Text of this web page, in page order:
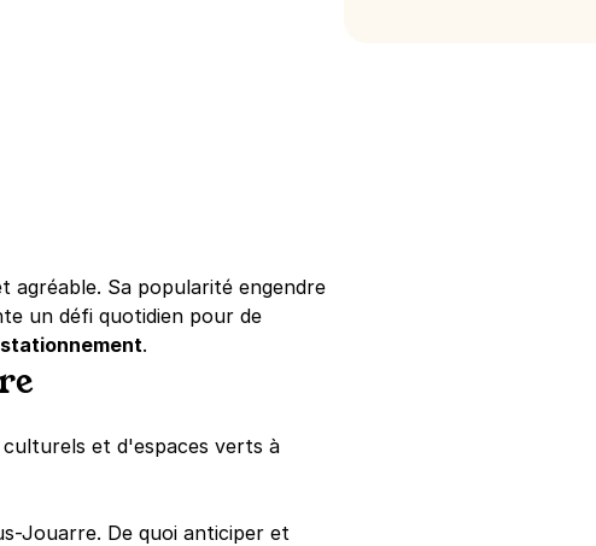
agréable. Sa popularité engendre
un défi quotidien pour de
.
et d'espaces verts à
Jouarre. De quoi anticiper et